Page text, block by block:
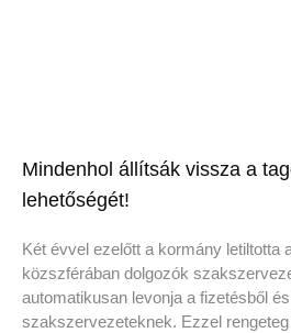
Mindenhol állítsák vissza a
lehetőségét!
Két évvel ezelőtt a kormány letiltotta
közszférában dolgozók
automatikusan levonja a fizetésből
szakszervezeteknek. Ezzel